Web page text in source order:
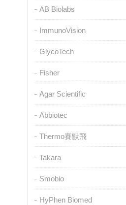
AB Biolabs
ImmunoVision
GlycoTech
Fisher
Agar Scientific
Abbiotec
Thermo賽默飛
Takara
Smobio
HyPhen Biomed